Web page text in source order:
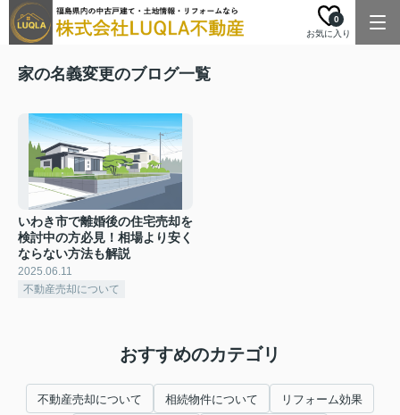
お気に入り
0
家の名義変更のブログ一覧
いわき市で離婚後の住宅売却を
検討中の方必見！相場より安く
ならない方法も解説
2025.06.11
不動産売却について
おすすめのカテゴリ
不動産売却について 相続物件について リフォーム効果